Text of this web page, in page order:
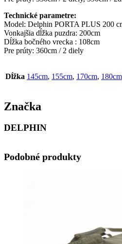
Technické parametre:
Model: Delphin PORTA PLUS 200
Vonkajšia dĺžka puzdra: 200cm
Dĺžka bočného vrecka : 108cm
Pre prúty: 360cm / 2 diely
Dĺžka 145cm, 155cm, 170cm, 180cm
Značka
DELPHIN
Podobné produkty